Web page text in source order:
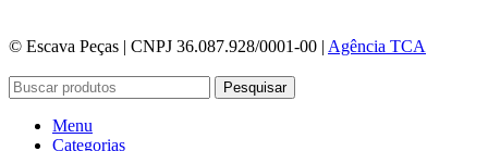
© Escava Peças | CNPJ 36.087.928/0001-00 | Agência TCA
Pesquisar
Menu
Categorias